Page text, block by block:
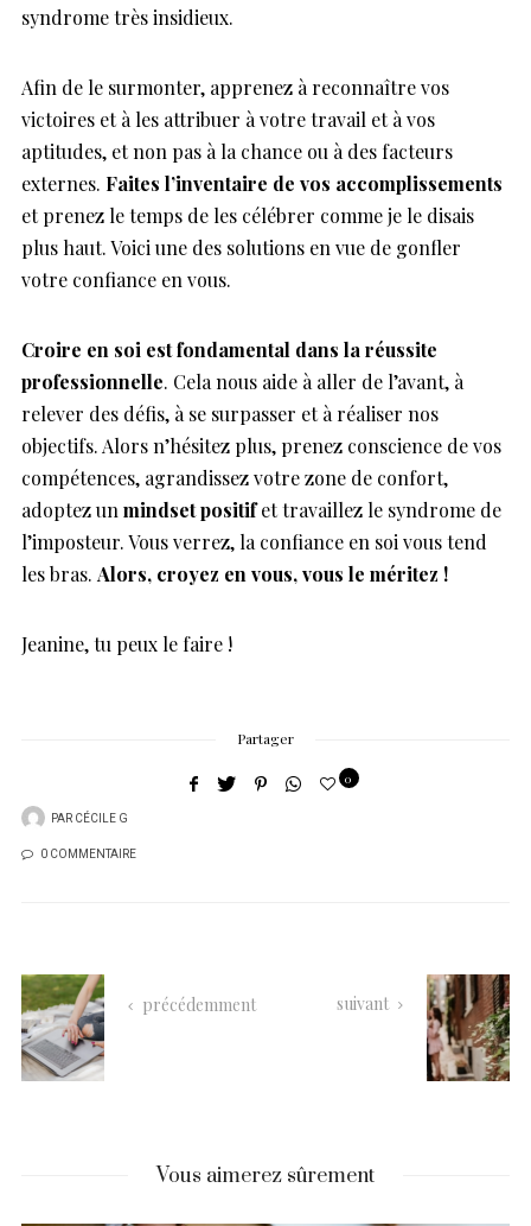
syndrome très insidieux.
Afin de le surmonter, apprenez à reconnaître vos
victoires et à les attribuer à votre travail et à vos
aptitudes, et non pas à la chance ou à des facteurs
externes. Faites l’inventaire de vos accomplissements
et prenez le temps de les célébrer comme je le disais
plus haut. Voici une des solutions en vue de gonfler
votre confiance en vous.
Croire en soi est fondamental dans la réussite
professionnelle. Cela nous aide à aller de l’avant, à
relever des défis, à se surpasser et à réaliser nos
objectifs. Alors n’hésitez plus, prenez conscience de vos
compétences, agrandissez votre zone de confort,
adoptez unmindset positifet travaillez le syndrome de
l’imposteur. Vous verrez, la confiance en soi vous tend
les bras. Alors, croyez en vous, vous le méritez !
Jeanine, tu peux le faire !
Partager
PAR CÉCILE G
0
0 COMMENTAIRE
précédemment suivant
Vous aimerez sûrement